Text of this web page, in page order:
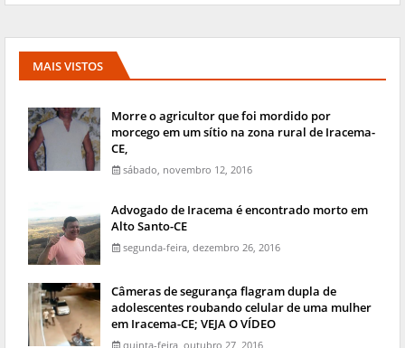
MAIS VISTOS
Morre o agricultor que foi mordido por
morcego em um sítio na zona rural de Iracema-
CE,
sábado, novembro 12, 2016
Advogado de Iracema é encontrado morto em
Alto Santo-CE
segunda-feira, dezembro 26, 2016
Câmeras de segurança flagram dupla de
adolescentes roubando celular de uma mulher
em Iracema-CE; VEJA O VÍDEO
quinta-feira, outubro 27, 2016